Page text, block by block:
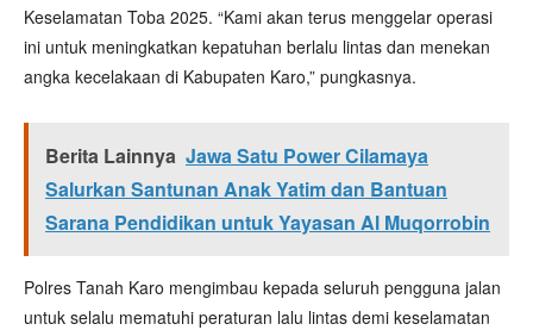
Keselamatan Toba 2025. “Kami akan terus menggelar operasi
ini untuk meningkatkan kepatuhan berlalu lintas dan menekan
angka kecelakaan di Kabupaten Karo,” pungkasnya.
Berita Lainnya Jawa Satu Power Cilamaya
Salurkan Santunan Anak Yatim dan Bantuan
Sarana Pendidikan untuk Yayasan Al Muqorrobin
Polres Tanah Karo mengimbau kepada seluruh pengguna jalan
untuk selalu mematuhi peraturan lalu lintas demi keselamatan